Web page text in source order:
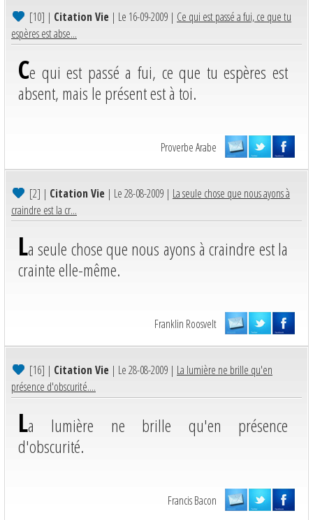
[10] | Citation Vie | Le 16-09-2009 | Ce qui est passé a fui, ce que tu
espères est abse...
Ce qui est passé a fui, ce que tu espères est
absent, mais le présent est à toi.
Proverbe Arabe
[2] | Citation Vie | Le 28-08-2009 | La seule chose que nous ayons à
craindre est la cr...
La seule chose que nous ayons à craindre est la
crainte elle-même.
Franklin Roosvelt
[16] | Citation Vie | Le 28-08-2009 | La lumière ne brille qu'en
présence d'obscurité....
La lumière ne brille qu'en présence
d'obscurité.
Francis Bacon